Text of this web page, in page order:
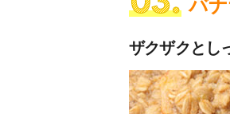
バ
ザクザクとし